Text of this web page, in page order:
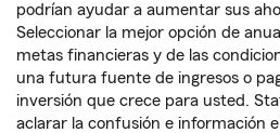
podrían ayudar a aumentar sus
Seleccionar la mejor opción de
metas financieras y de las
una futura fuente de ingresos o
inversión que crece para usted.
aclarar la confusión e información